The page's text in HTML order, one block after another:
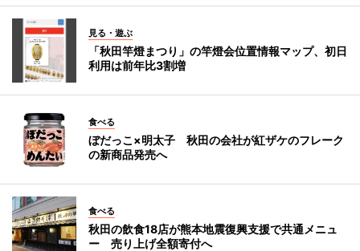
見る・遊ぶ
「秋田竿燈まつり」の竿燈会位置情報マップ、初日
利用は前年比3割増
食べる
ぼだっこ×明太子 秋田の会社が紅ザケのフレーク
の新商品発売へ
食べる
秋田の飲食18店が熊本地震復興支援で共通メニュ
ー 売り上げ全額寄付へ